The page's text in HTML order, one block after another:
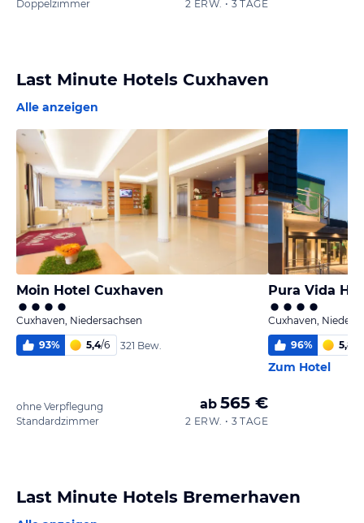
Doppelzimmer 2 ERW. • 3 TAGE
Last Minute Hotels Cuxhaven
Alle anzeigen
Moin Hotel Cuxhaven
Cuxhaven, Niedersachsen
93% 5,4/6 321 Bew.
ohne Verpflegung
Standardzimmer
ab 565 €
2 ERW. • 3 TAGE
Pura Vida
Cuxhaven,
96% 5,8
Zum Hotel
Last Minute Hotels Bremerhaven